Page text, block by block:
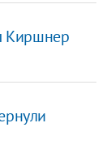
Киршнер